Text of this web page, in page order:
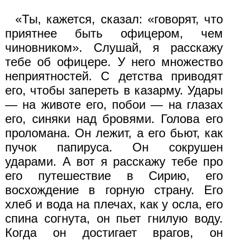
«Ты, кажется, сказал: «говорят, что
приятнее быть офицером, чем
чиновником». Слушай, я расскажу
тебе об офицере. У него множество
неприятностей. С детства приводят
его, чтобы запереть в казарму. Удары
— на животе его, побои — на глазах
его, синяки над бровями. Голова его
проломана. Он лежит, а его бьют, как
пучок папируса. Он сокрушен
ударами. А вот я расскажу тебе про
его путешествие в Сирию, его
восхождение в горную страну. Его
хлеб и вода на плечах, как у осла, его
спина согнута, он пьет гнилую воду.
Когда он достигает врагов, он